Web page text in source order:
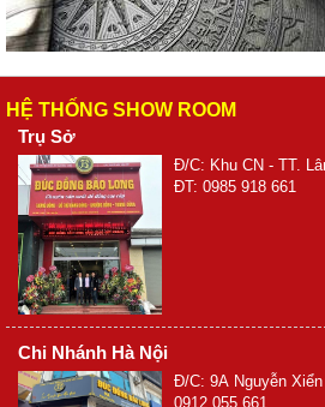
HỆ THỐNG SHOW ROOM
Trụ Sở
Đ/C: Khu CN - TT.
ĐT: 0985 918 661
Chi Nhánh Hà Nội
Đ/C: 9A Nguyễn
0912 055 661